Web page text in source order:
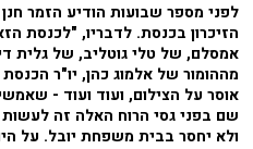
לפני מספר שבועות הודיע הזמר חנן
הזיכרון בכנסת. לדבריו, "לכנסת
אמסלם, של טלי גוטליב, של גלית
מההומור של אלמוג כהן, יו"ר
אוסר על הצילום, ועוד ועוד -
שם בפני גסי הרוח האלה זה
ולא יחסר בבית משפחת יובל. על